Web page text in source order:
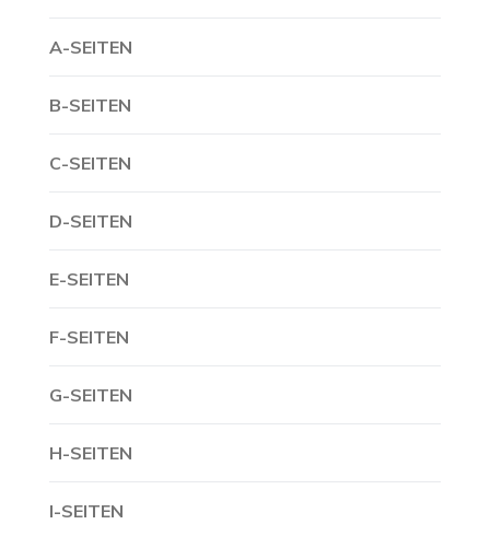
A-SEITEN
B-SEITEN
C-SEITEN
D-SEITEN
E-SEITEN
F-SEITEN
G-SEITEN
H-SEITEN
I-SEITEN